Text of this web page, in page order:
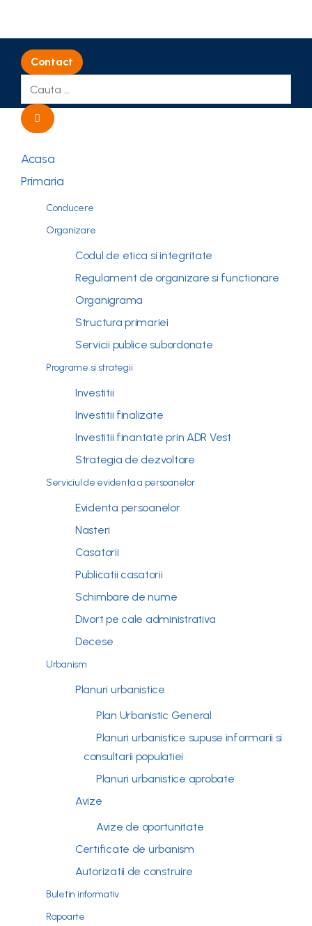
Contact
Acasa
Primaria
Conducere
Organizare
Codul de etica si integritate
Regulament de organizare si functionare
Organigrama
Structura primariei
Servicii publice subordonate
Programe si strategii
Investitii
Investitii finalizate
Investitii finantate prin ADR Vest
Strategia de dezvoltare
Serviciul de evidenta a persoanelor
Evidenta persoanelor
Nasteri
Casatorii
Publicatii casatorii
Schimbare de nume
Divort pe cale administrativa
Decese
Urbanism
Planuri urbanistice
Plan Urbanistic General
Planuri urbanistice supuse informarii si
consultarii populatiei
Planuri urbanistice aprobate
Avize
Avize de oportunitate
Certificate de urbanism
Autorizatii de construire
Buletin informativ
Rapoarte